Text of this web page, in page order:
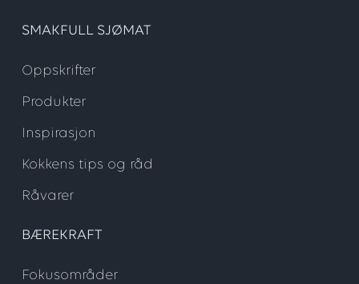
SMAKFULL SJØMAT
Oppskrifter
Produkter
Inspirasjon
Kokkens tips og råd
Råvarer
BÆREKRAFT
Fokusområder